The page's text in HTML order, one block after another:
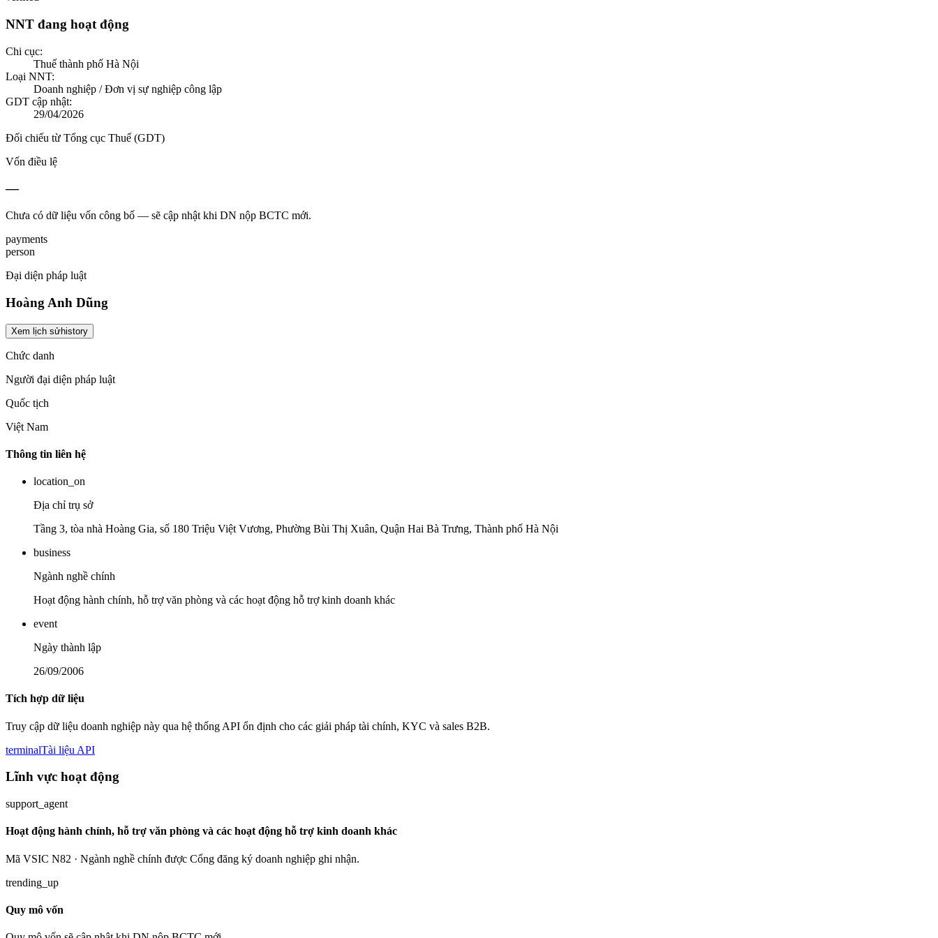
NNT đang hoạt động
Chi cục:
Thuế thành phố Hà Nội
Loại NNT:
Doanh nghiệp / Đơn vị sự nghiệp công lập
GDT cập nhật:
29/04/2026
Đối chiếu từ Tổng cục Thuế (GDT)
Vốn điều lệ
—
Chưa có dữ liệu vốn công bố — sẽ cập nhật khi DN nộp BCTC mới.
payments
person
Đại diện pháp luật
Hoàng Anh Dũng
Xem lịch sửhistory
Chức danh
Người đại diện pháp luật
Quốc tịch
Việt Nam
Thông tin liên hệ
location_on
Địa chỉ trụ sở
Tầng 3, tòa nhà Hoàng Gia, số 180 Triệu Việt Vương, Phường Bùi Thị Xuân, Quận Hai Bà Trưng, Thành phố Hà Nội
business
Ngành nghề chính
Hoạt động hành chính, hỗ trợ văn phòng và các hoạt động hỗ trợ kinh doanh khác
event
Ngày thành lập
26/09/2006
Tích hợp dữ liệu
Truy cập dữ liệu doanh nghiệp này qua hệ thống API ổn định cho các giải pháp tài chính, KYC và sales B2B.
terminalTài liệu API
Lĩnh vực hoạt động
support_agent
Hoạt động hành chính, hỗ trợ văn phòng và các hoạt động hỗ trợ kinh doanh khác
Mã VSIC N82 · Ngành nghề chính được Cổng đăng ký doanh nghiệp ghi nhận.
trending_up
Quy mô vốn